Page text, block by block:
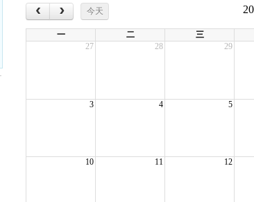
‹ › 今天
一 二
三
27
28 29
3 4 5
10 11 12